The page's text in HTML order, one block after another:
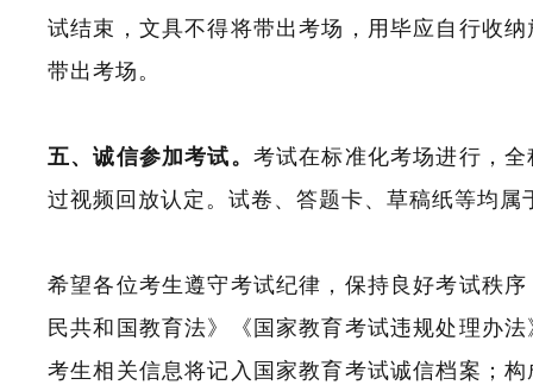
试结束，文具不得将带出考场，用毕应自行收
带出考场。
五、诚信参加考试。 考试在标准化考场进行，
过视频回放认定。试卷、答题卡、草稿纸等均
希望各位考生遵守考试纪律，保持良好考试秩
民共和国教育法》《国家教育考试违规处理办
考生相关信息将记入国家教育考试诚信档案；